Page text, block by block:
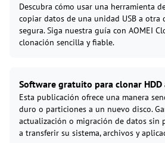
Descubra cómo usar una herramienta
copiar datos de una unidad USB a otra
segura. Siga nuestra guía con AOMEI
clonación sencilla y fiable.
Software gratuito para clonar HDD
Esta publicación ofrece una manera
duro o particiones a un nuevo disco.
actualización o migración de datos sin
a transferir su sistema, archivos y